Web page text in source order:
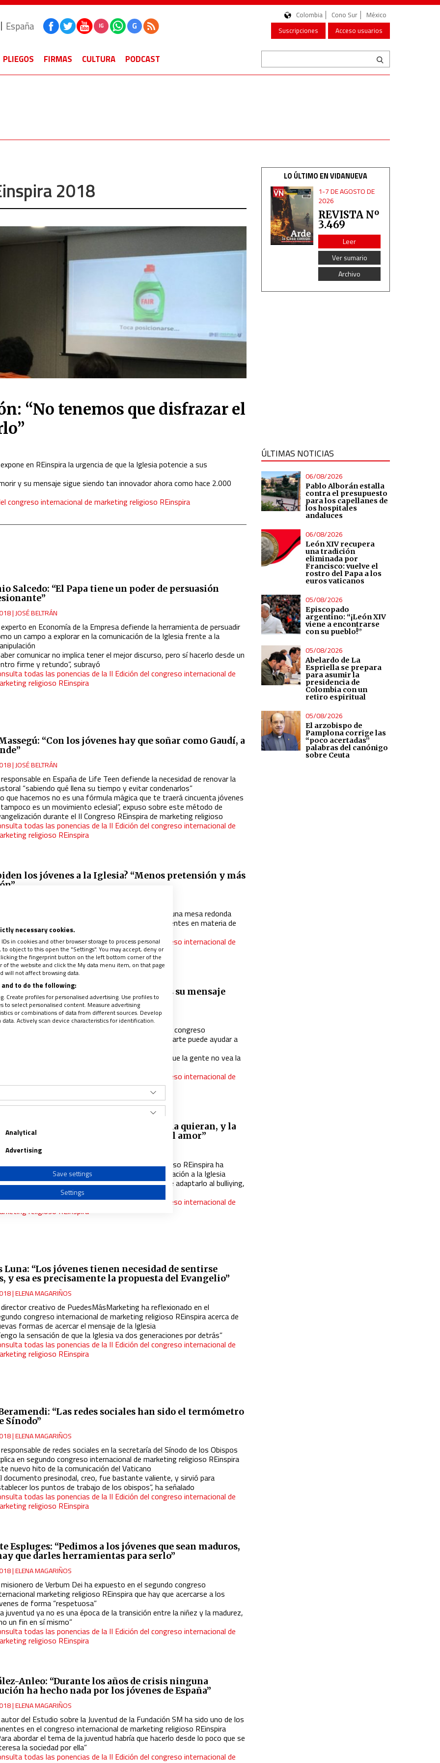
España IG G
Colombia Cono Sur
México
Suscripciones
Acceso usuarios
PLIEGOS FIRMAS CULTURA PODCAST
2018
“No tenemos que disfrazar el
en REinspira la urgencia de que la Iglesia potencie a sus
y su mensaje sigue siendo tan innovador ahora como hace 2.000
congreso internacional de marketing religioso REinspira
Salcedo: “El Papa tiene un poder de persuasión
| JOSÉ BELTRÁN
experto en Economía de la Empresa defiende la herramienta de persuadir
un campo a explorar en la comunicación de la Iglesia frente a la
comunicar no implica tener el mejor discurso, pero sí hacerlo desde un
firme y retundo”, subrayó
todas las ponencias de la II Edición del congreso internacional de
religioso REinspira
“Con los jóvenes hay que soñar como Gaudí, a
| JOSÉ BELTRÁN
en España de Life Teen defiende la necesidad de renovar la
“sabiendo qué llena su tiempo y evitar condenarlos”
que hacemos no es una fórmula mágica que te traerá cincuenta jóvenes
es un movimiento eclesial”, expuso sobre este método de
durante el II Congreso REinspira de marketing religioso
todas las ponencias de la II Edición del congreso internacional de
religioso REinspira
los jóvenes a la Iglesia? “Menos pretensión y más
congreso REinspira de marketing religioso convoca una mesa redonda
los millennials comparten las asignaturas pendientes en materia de
todas las ponencias de la II Edición del congreso internacional de
religioso REinspira
Casado: “El problema de la Iglesia no es su mensaje
forma de transmitirlo”
|ELENA MAGARIÑOS
creador de ’33 el musical’ ha explicado en el segundo congreso
de marketing religioso REinspira cómo el arte puede ayudar a
veces nos metemos en unos pantanos que hacen que la gente no vea la
todas las ponencias de la II Edición del congreso internacional de
religioso REinspira
del Corro: “La gente solo quiere que la quieran, y la
de nuestra ‘marca’ no es otra que el amor”
|ELENA MAGARIÑOS
segundocongreso internacional de marketingreligioso REinspira ha
la posibilidad de aplicar estrategias de fidelización a la Iglesia
es lo mismo soltar el discurso de ‘no matarás’ que adaptarlo al bulliying,
las drogas, al ciberacoso”
todas las ponencias de la II Edición del congreso internacional de
religioso REinspira
Luna: “Los jóvenes tienen necesidad de sentirse
y esa es precisamente la propuesta del Evangelio”
|ELENA MAGARIÑOS
director creativo de PuedesMásMarketingha reflexionadoen el
congreso internacional de marketingreligioso REinspira acerca de
formas de acercar el mensaje de la Iglesia
la sensación de que la Iglesia va dos generaciones por detrás”
todas las ponencias de la II Edición del congreso internacional de
religioso REinspira
“Las redes sociales han sido el termómetro
Sínodo”
|ELENA MAGARIÑOS
de redes sociales en la secretaría del Sínodo de los Obispos
en segundocongreso internacional de marketingreligioso REinspira
nuevo hito de la comunicación del Vaticano
documento presinodal, creo, fue bastante valiente, y sirvió para
los puntos de trabajo de los obispos”, ha señalado
todas las ponencias de la II Edición del congreso internacional de
religioso REinspira
Espluges: “Pedimos a los jóvenes que sean maduros,
que darles herramientas para serlo”
|ELENA MAGARIÑOS
misionero de Verbum Dei ha expuesto en el segundocongreso
marketing religioso REinspira que hay que acercarse a los
de forma “respetuosa”
juventud ya no es una época de la transición entre la niñez y la madurez,
un fin en sí mismo”
todas las ponencias de la II Edición del congreso internacional de
religioso REinspira
Anleo: “Durante los años de crisis ninguna
ha hecho nada por los jóvenes de España”
|ELENA MAGARIÑOS
autor del Estudio sobre la Juventud de la Fundación SM ha sido uno de los
en elcongreso internacional de marketingreligioso REinspira
abordar el tema de la juventud habría que hacerlo desde lo poco que se
la sociedad por ella”
todas las ponencias de la II Edición del congreso internacional de
LO ÚLTIMO EN VIDANUEVA
1-7 DE AGOSTO DE
2026
REVISTA Nº
3.469
Leer
Ver sumario
Archivo
ÚLTIMAS NOTICIAS
06/08/2026
Pablo Alborán estalla
contra el presupuesto
para los capellanes de
los hospitales
andaluces
06/08/2026
León XIV recupera
una tradición
eliminada por
Francisco: vuelve el
rostro del Papa a los
euros vaticanos
05/08/2026
Episcopado
argentino: “¡León XIV
viene a encontrarse
con su pueblo!”
05/08/2026
Abelardo de La
Espriella se prepara
para asumir la
presidencia de
Colombia con un
retiro espiritual
05/08/2026
El arzobispo de
Pamplona corrige las
“poco acertadas”
palabras del canónigo
sobre Ceuta
necessary cookies.
in cookies and other browser storage to process personal
object to this open the "Settings". You may accept, deny or
the fingerprint button on the left bottom corner of the
the website and click the My data menu item, on that page
will not affect browsing data.
to do the following:
Create profiles for personalised advertising. Use profiles to
to select personalised content. Measure advertising
or combinations of data from different sources. Develop
Actively scan device characteristics for identification.
from different sources
Analytical
Advertising
Save settings
Settings